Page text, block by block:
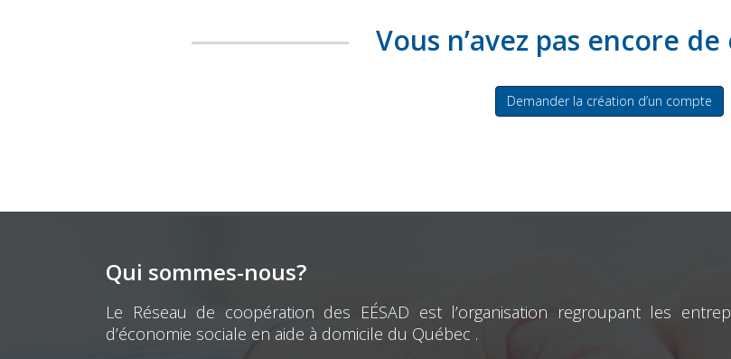
Vous n’avez pas encore
Demander la création d’un compte
Qui sommes-nous?
Le Réseau de coopération des EÉSAD est l’organisation regroupant les
d’économie sociale en aide à domicile du Québec .